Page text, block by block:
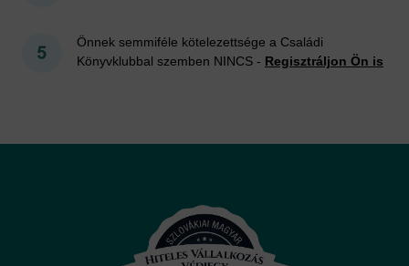
Önnek semmiféle kötelezettsége a Családi
Könyvklubbal szemben NINCS - Regisztráljon Ön is